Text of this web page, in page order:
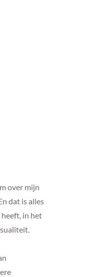
over mijn
dat is alles
in het